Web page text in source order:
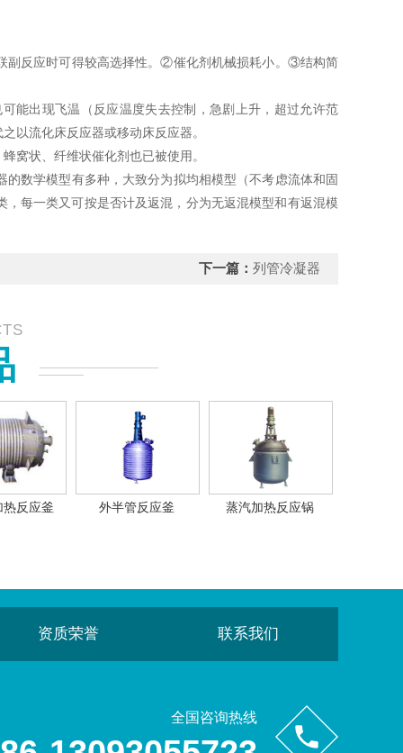
反应时可得较高选择性。②催化剂机械损耗小。③结构简
出现飞温（反应温度失去控制，急剧上升，超过允许范
以流化床反应器或移动床反应器。
状、纤维状催化剂也已被使用。
学模型有多种，大致分为拟均相模型（不考虑流体和固
每一类又可按是否计及返混，分为无返混模型和有返混模
下一篇： 列管冷凝器
热反应釜 外半管反应釜 蒸汽加热反应锅
资质荣誉 联系我们
全国咨询热线